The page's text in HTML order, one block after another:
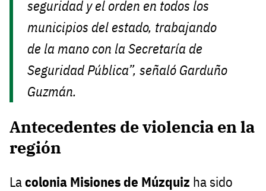
seguridad y el orden en todos los
municipios del estado, trabajando
de la mano con la Secretaría de
Seguridad Pública”, señaló Garduño
Guzmán.
Antecedentes de violencia en la
región
Lacolonia Misiones de Múzquiz ha sido